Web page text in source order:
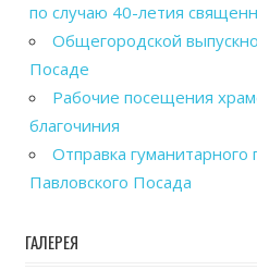
по случаю 40-летия
Общегородской
Посаде
Рабочие посещения
благочиния
Отправка гуманитарного
Павловского Посада
ГАЛЕРЕЯ